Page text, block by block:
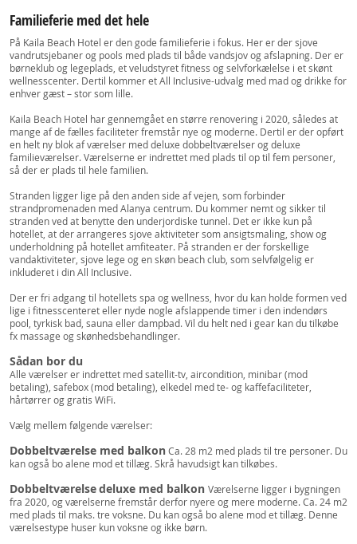
Familieferie med det hele
På Kaila Beach Hotel er den gode familieferie i fokus. Her er der sjove
vandrutsjebaner og pools med plads til både vandsjov og afslapning. Der er
børneklub og legeplads, et veludstyret fitness og selvforkælelse i et skønt
wellnesscenter. Dertil kommer et All Inclusive-udvalg med mad og drikke for
enhver gæst – stor som lille.
Kaila Beach Hotel har gennemgået en større renovering i 2020, således at
mange af de fælles faciliteter fremstår nye og moderne. Dertil er der opført
en helt ny blok af værelser med deluxe dobbeltværelser og deluxe
familieværelser. Værelserne er indrettet med plads til op til fem personer,
så der er plads til hele familien.
Stranden ligger lige på den anden side af vejen, som forbinder
strandpromenaden med Alanya centrum. Du kommer nemt og sikker til
stranden ved at benytte den underjordiske tunnel. Det er ikke kun på
hotellet, at der arrangeres sjove aktiviteter som ansigtsmaling, show og
underholdning på hotellet amfiteater. På stranden er der forskellige
vandaktiviteter, sjove lege og en skøn beach club, som selvfølgelig er
inkluderet i din All Inclusive.
Der er fri adgang til hotellets spa og wellness, hvor du kan holde formen ved
lige i fitnesscenteret eller nyde nogle afslappende timer i den indendørs
pool, tyrkisk bad, sauna eller dampbad. Vil du helt ned i gear kan du tilkøbe
fx massage og skønhedsbehandlinger.
Sådan bor du
Alle værelser er indrettet med satellit-tv, aircondition, minibar (mod
betaling), safebox (mod betaling), elkedel med te- og kaffefaciliteter,
hårtørrer og gratis WiFi.
Vælg mellem følgende værelser:
Dobbeltværelse med balkonCa. 28 m2 med plads til tre personer. Du
kan også bo alene mod et tillæg. Skrå havudsigt kan tilkøbes.
Dobbeltværelsedeluxe med balkon Værelserne ligger i bygningen
fra 2020, og værelserne fremstår derfor nyere og mere moderne. Ca. 24 m2
med plads til maks. tre voksne. Du kan også bo alene mod et tillæg. Denne
værelsestype huser kun voksne og ikke børn.